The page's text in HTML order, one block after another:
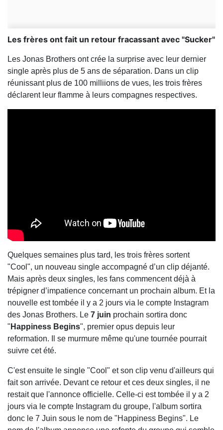
Les frères ont fait un retour fracassant avec "Sucker"
Les Jonas Brothers ont crée la surprise avec leur dernier
single après plus de 5 ans de séparation. Dans un clip
réunissant plus de 100 milliions de vues, les trois frères
déclarent leur flamme à leurs compagnes respectives.
Quelques semaines plus tard, les trois frères sortent
"Cool", un nouveau single accompagné d’un clip déjanté.
Mais après deux singles, les fans commencent déjà à
trépigner d’impatience concernant un prochain album. Et la
nouvelle est tombée il y a 2 jours via le compte Instagram
des Jonas Brothers. Le 7 juin prochain sortira donc
" Happiness Begins", premier opus depuis leur
reformation. Il se murmure même qu'une tournée pourrait
suivre cet été.
C'est ensuite le single "Cool" et son clip venu d'ailleurs qui
fait son arrivée. Devant ce retour et ces deux singles, il ne
restait que l'annonce officielle. Celle-ci est tombée il y a 2
jours via le compte Instagram du groupe, l'album sortira
donc le 7 Juin sous le nom de "Happiness Begins". Le